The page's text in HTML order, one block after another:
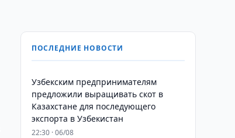
ПОСЛЕДНИЕ НОВОСТИ
Узбекским предпринимателям
предложили выращивать скот в
Казахстане для последующего
экспорта в Узбекистан
22:30 · 06/08